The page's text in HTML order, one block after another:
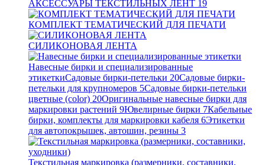
АКСЕССУАРЫ ТЕКСТИЛЬНЫХ ЛЕНТ 19
КОМПЛЕКТ ТЕМАТИЧЕСКИЙ ДЛЯ ПЕЧАТИ
СИЛИКОНОВАЯ ЛЕНТА
Навесные бирки и специализированные
этикеткиСадовые бирки-петельки 20Садовые бирки-
петельки для крупномеров 5Садовые бирки-петельки
цветные (color) 20Оригинальные навесные бирки для
маркировки растений 9Ювелирные бирки 7Кабельные
бирки, комплекты для маркировки кабеля 6Этикетки
для автопокрышек, автошин, резины 3
Текстильная маркировка (размерники, составники,